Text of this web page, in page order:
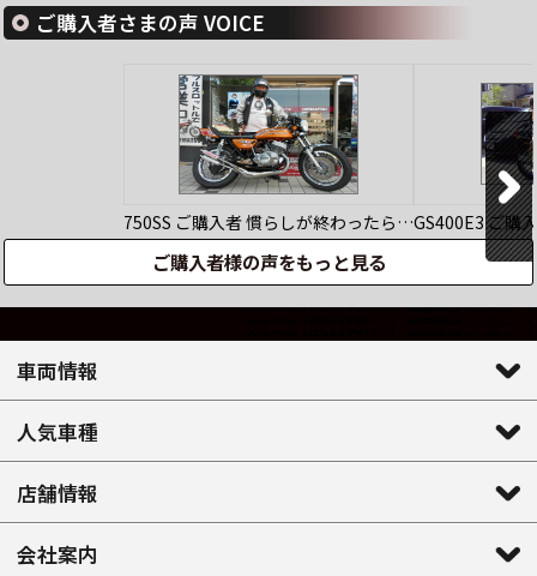
ご購入者さまの声 VOICE
750SS ご購入者慣らしが終わったら…GS400E3ご購
ご購入者様の声をもっと見る
車両情報
人気車種
店舗情報
会社案内